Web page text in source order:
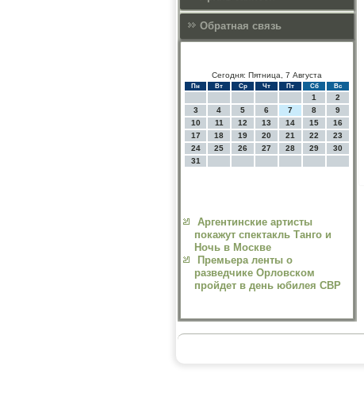
Обратная связь
Сегодня: Пятница, 7 Августа
Пн Вт Ср Чт Пт Сб Вс
1
2
3
4 5 6 7 8
9
10
11 12 13 14 15
16
17
18 19 20 21 22
23
24
25 26 27 28 29
30
31
Аргентинские артисты
покажут спектакль Танго и
Ночь в Москве
Премьера ленты о
разведчике Орловском
пройдет в день юбилея СВР